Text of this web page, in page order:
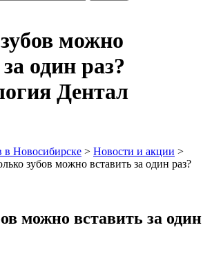
можно
один раз?
Дентал
в Новосибирске > Новости и акции >
зубов можно вставить за один раз?
можно вставить за один